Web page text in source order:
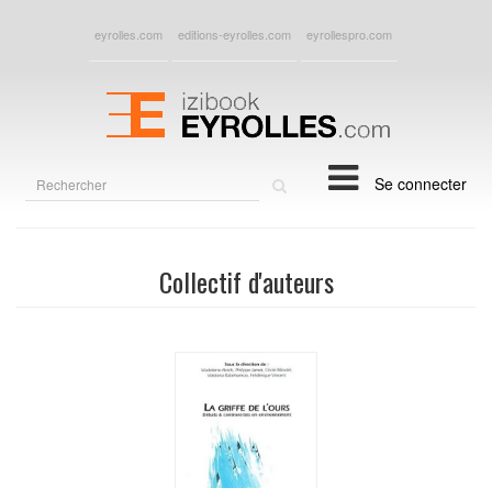
eyrolles.com editions-eyrolles.com eyrollespro.com
Se connecter
Collectif d'auteurs